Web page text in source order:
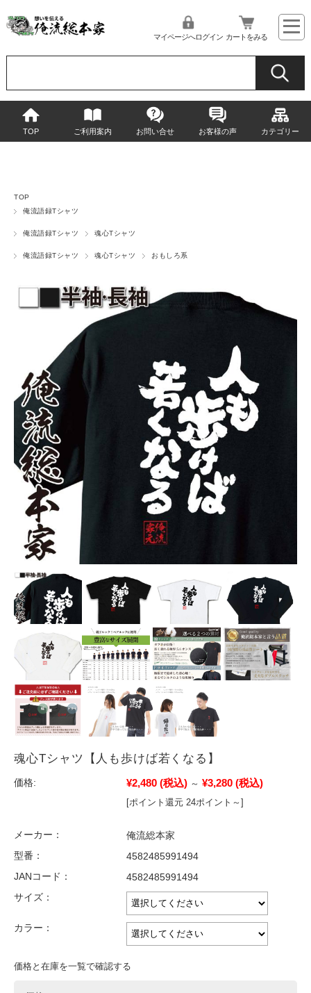
マイページへログイン カートをみる
TOP ご利用案内 お問い合せ お客様の声 カテゴリー
TOP
俺流語録Tシャツ
俺流語録Tシャツ 魂心Tシャツ
俺流語録Tシャツ 魂心Tシャツ おもしろ系
魂心Tシャツ【人も歩けば若くなる】
価格: ¥2,480 (税込) ～ ¥3,280 (税込)
[ポイント還元 24ポイント～]
メーカー：
俺流総本家
型番：
4582485991494
JANコード：
4582485991494
サイズ：
カラー：
価格と在庫を一覧で確認する